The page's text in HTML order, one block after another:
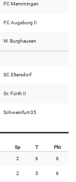
FC Memmingen
FC Augsburg II
W. Burghausen
SC Eltersdorf
Gr. Fürth II
Schweinfurt 05
Sp T Pkt
2 6 6
2 5 6